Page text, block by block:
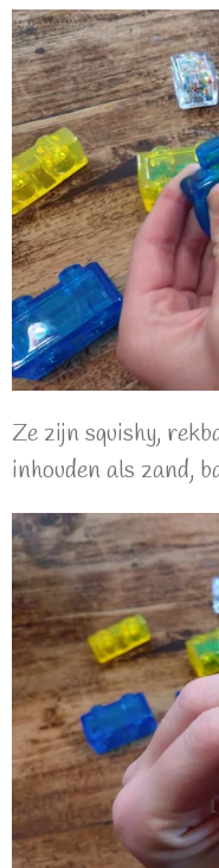
Ze zijn squishy,
inhouden als zand,